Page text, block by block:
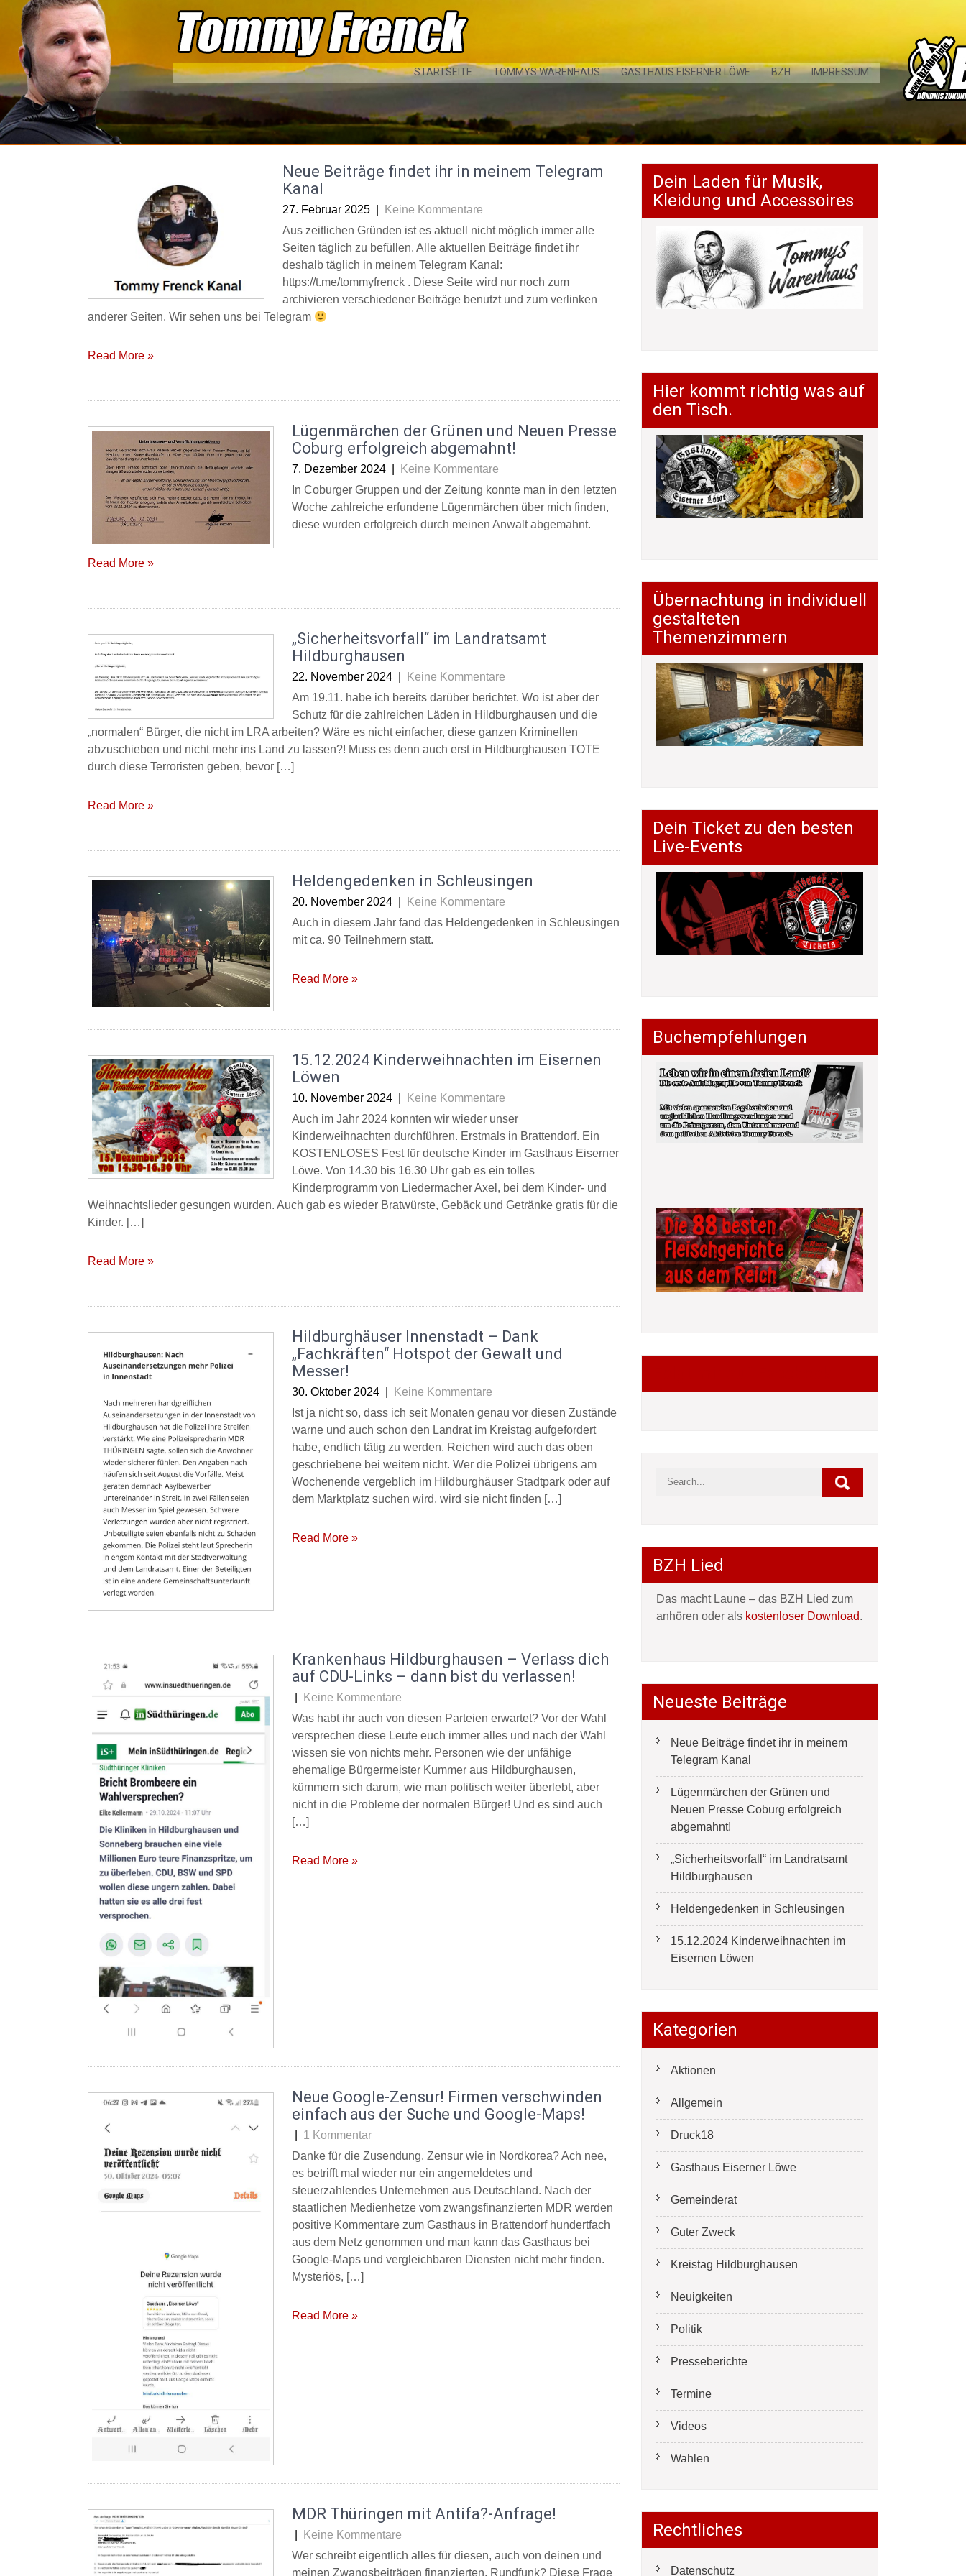
content
STARTSEITE TOMMYS WARENHAUS GASTHAUS EISERNER LÖWE BZH IMPRESSUM
Neue Beiträge findet ihr in meinem Telegram
Kanal
27. Februar 2025
Keine Kommentare
Aus zeitlichen Gründen ist es aktuell nicht möglich immer alle
Seiten täglich zu befüllen. Alle aktuellen Beiträge findet ihr
deshalb täglich in meinem Telegram Kanal:
https://t.me/tommyfrenck . Diese Seite wird nur noch zum
archivieren verschiedener Beiträge benutzt und zum verlinken
anderer Seiten. Wir sehen uns bei Telegram
Read More »
Lügenmärchen der Grünen und Neuen Presse
Coburg erfolgreich abgemahnt!
7. Dezember 2024
Keine Kommentare
In Coburger Gruppen und der Zeitung konnte man in den letzten
Woche zahlreiche erfundene Lügenmärchen über mich finden,
diese wurden erfolgreich durch meinen Anwalt abgemahnt.
Read More »
„Sicherheitsvorfall“ im Landratsamt
Hildburghausen
22. November 2024
Keine Kommentare
Am 19.11. habe ich bereits darüber berichtet. Wo ist aber der
Schutz für die zahlreichen Läden in Hildburghausen und die
„normalen“ Bürger, die nicht im LRA arbeiten? Wäre es nicht einfacher, diese ganzen Kriminellen
abzuschieben und nicht mehr ins Land zu lassen?! Muss es denn auch erst in Hildburghausen TOTE
durch diese Terroristen geben, bevor […]
Read More »
Heldengedenken in Schleusingen
20. November 2024
Keine Kommentare
Auch in diesem Jahr fand das Heldengedenken in Schleusingen
mit ca. 90 Teilnehmern statt.
Read More »
15.12.2024 Kinderweihnachten im Eisernen
Löwen
10. November 2024
Keine Kommentare
Auch im Jahr 2024 konnten wir wieder unser
Kinderweihnachten durchführen. Erstmals in Brattendorf. Ein
KOSTENLOSES Fest für deutsche Kinder im Gasthaus Eiserner
Löwe. Von 14.30 bis 16.30 Uhr gab es ein tolles
Kinderprogramm von Liedermacher Axel, bei dem Kinder- und
Weihnachtslieder gesungen wurden. Auch gab es wieder Bratwürste, Gebäck und Getränke gratis für die
Kinder. […]
Read More »
Hildburghäuser Innenstadt – Dank
„Fachkräften“ Hotspot der Gewalt und
Messer!
30. Oktober 2024
Keine Kommentare
Ist ja nicht so, dass ich seit Monaten genau vor diesen Zustände
warne und auch schon den Landrat im Kreistag aufgefordert
habe, endlich tätig zu werden. Reichen wird auch das oben
geschriebene bei weitem nicht. Wer die Polizei übrigens am
Wochenende vergeblich im Hildburghäuser Stadtpark oder auf
dem Marktplatz suchen wird, wird sie nicht finden […]
Read More »
Krankenhaus Hildburghausen – Verlass dich
auf CDU-Links – dann bist du verlassen!
Keine Kommentare
Was habt ihr auch von diesen Parteien erwartet? Vor der Wahl
versprechen diese Leute euch immer alles und nach der Wahl
wissen sie von nichts mehr. Personen wie der unfähige
ehemalige Bürgermeister Kummer aus Hildburghausen,
kümmern sich darum, wie man politisch weiter überlebt, aber
nicht in die Probleme der normalen Bürger! Und es sind auch
[…]
Read More »
Neue Google-Zensur! Firmen verschwinden
einfach aus der Suche und Google-Maps!
1 Kommentar
Danke für die Zusendung. Zensur wie in Nordkorea? Ach nee,
es betrifft mal wieder nur ein angemeldetes und
steuerzahlendes Unternehmen aus Deutschland. Nach der
staatlichen Medienhetze vom zwangsfinanzierten MDR werden
positive Kommentare zum Gasthaus in Brattendorf hundertfach
aus dem Netz genommen und man kann das Gasthaus bei
Google-Maps und vergleichbaren Diensten nicht mehr finden.
Mysteriös, […]
Read More »
MDR Thüringen mit Antifa?-Anfrage!
Keine Kommentare
Wer schreibt eigentlich alles für diesen, auch von deinen und
meinen Zwangsbeiträgen finanzierten, Rundfunk? Diese Frage
Dein Laden für Musik,
Kleidung und Accessoires
Hier kommt richtig was auf
den Tisch.
Übernachtung in individuell
gestalteten
Themenzimmern
Dein Ticket zu den besten
Live-Events
Buchempfehlungen
BZH Lied
Das macht Laune – das BZH Lied zum
anhören oder als kostenloser Download.
Neueste Beiträge
Neue Beiträge findet ihr in meinem
Telegram Kanal
Lügenmärchen der Grünen und
Neuen Presse Coburg erfolgreich
abgemahnt!
„Sicherheitsvorfall“ im Landratsamt
Hildburghausen
Heldengedenken in Schleusingen
15.12.2024 Kinderweihnachten im
Eisernen Löwen
Kategorien
Aktionen
Allgemein
Druck18
Gasthaus Eiserner Löwe
Gemeinderat
Guter Zweck
Kreistag Hildburghausen
Neuigkeiten
Politik
Presseberichte
Termine
Videos
Wahlen
Rechtliches
Datenschutz